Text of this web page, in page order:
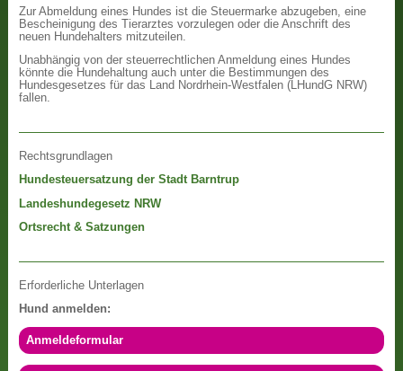
Zur Abmeldung eines Hundes ist die Steuermarke abzugeben, eine
Bescheinigung des Tierarztes vorzulegen oder die Anschrift des
neuen Hundehalters mitzuteilen.
Unabhängig von der steuerrechtlichen Anmeldung eines Hundes
könnte die Hundehaltung auch unter die Bestimmungen des
Hundesgesetzes für das Land Nordrhein-Westfalen (LHundG NRW)
fallen.
Rechtsgrundlagen
Hundesteuersatzung der Stadt Barntrup
Landeshundegesetz NRW
Ortsrecht & Satzungen
Erforderliche Unterlagen
Hund anmelden:
Anmeldeformular